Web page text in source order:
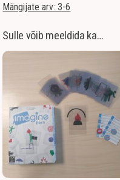
Mängijate arv: 3-6
Sulle võib meeldida ka…